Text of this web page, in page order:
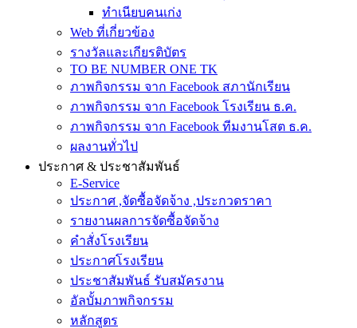
ทำเนียบคนเก่ง
Web ที่เกี่ยวข้อง
รางวัลและเกียรติบัตร
TO BE NUMBER ONE TK
ภาพกิจกรรม จาก Facebook สภานักเรียน
ภาพกิจกรรม จาก Facebook โรงเรียน ธ.ค.
ภาพกิจกรรม จาก Facebook ทีมงานโสต ธ.ค.
ผลงานทั่วไป
ประกาศ & ประชาสัมพันธ์
E-Service
ประกาศ ,จัดซื้อจัดจ้าง ,ประกวดราคา
รายงานผลการจัดซื้อจัดจ้าง
คำสั่งโรงเรียน
ประกาศโรงเรียน
ประชาสัมพันธ์ รับสมัครงาน
อัลบั้มภาพกิจกรรม
หลักสูตร